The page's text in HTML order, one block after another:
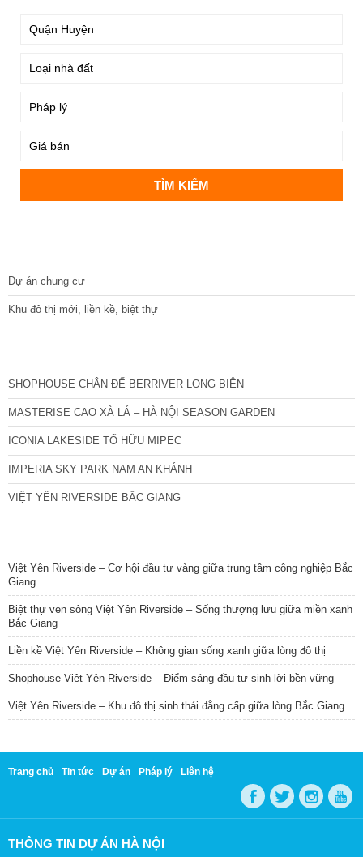
Dự án chung cư
Khu đô thị mới, liền kề, biệt thự
SHOPHOUSE CHÂN ĐẾ BERRIVER LONG BIÊN
MASTERISE CAO XÀ LÁ – HÀ NỘI SEASON GARDEN
ICONIA LAKESIDE TỐ HỮU MIPEC
IMPERIA SKY PARK NAM AN KHÁNH
VIỆT YÊN RIVERSIDE BẮC GIANG
Việt Yên Riverside – Cơ hội đầu tư vàng giữa trung tâm công nghiệp Bắc
Giang
Biệt thự ven sông Việt Yên Riverside – Sống thượng lưu giữa miền xanh
Bắc Giang
Liền kề Việt Yên Riverside – Không gian sống xanh giữa lòng đô thị
Shophouse Việt Yên Riverside – Điểm sáng đầu tư sinh lời bền vững
Việt Yên Riverside – Khu đô thị sinh thái đẳng cấp giữa lòng Bắc Giang
Trang chủ Tin tức Dự án Pháp lý Liên hệ
THÔNG TIN DỰ ÁN HÀ NỘI